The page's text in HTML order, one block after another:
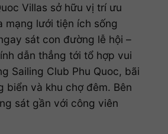
Villas sở hữu vị trí ưu
mạng lưới tiện ích sống
sát con đường lễ hội –
dẫn thẳng tới tổ hợp vui
Sailing Club Phu Quoc, bãi
biển và khu chợ đêm. Bên
sát gần với công viên